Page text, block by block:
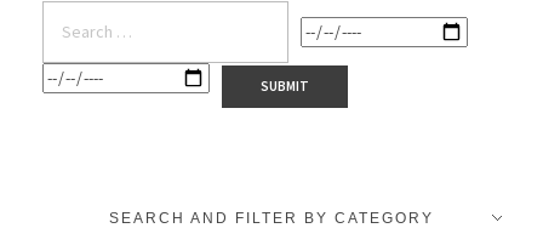
SEARCH AND FILTER BY CATEGORY